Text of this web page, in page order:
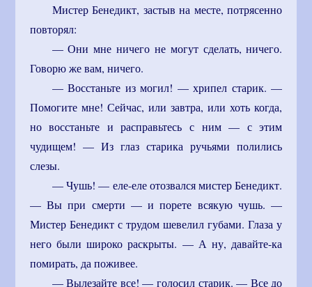
Мистер Бенедикт, застыв на месте, потрясенно
повторял:
— Они мне ничего не могут сделать, ничего.
Говорю же вам, ничего.
— Восстаньте из могил! — хрипел старик. —
Помогите мне! Сейчас, или завтра, или хоть когда,
но восстаньте и расправьтесь с ним — с этим
чудищем! — Из глаз старика ручьями полились
слезы.
— Чушь! — еле-еле отозвался мистер Бенедикт.
— Вы при смерти — и порете всякую чушь. —
Мистер Бенедикт с трудом шевелил губами. Глаза у
него были широко раскрыты. — А ну, давайте-ка
помирать, да поживее.
— Вылезайте все! — голосил старик. — Все до